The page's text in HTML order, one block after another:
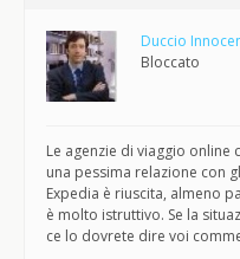
Duccio
Bloccato
Le agenzie di viaggio online
una pessima relazione con
Expedia è riuscita, almeno
è molto istruttivo. Se la
ce lo dovrete dire voi